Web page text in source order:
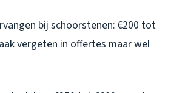
bij schoorstenen: €200 tot
vergeten in offertes maar wel